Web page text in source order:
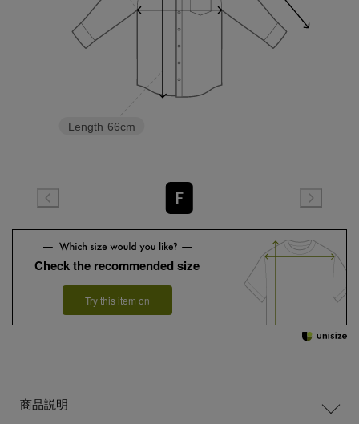
Length 66cm
F
Check the recommended size
Try this item on
商品説明